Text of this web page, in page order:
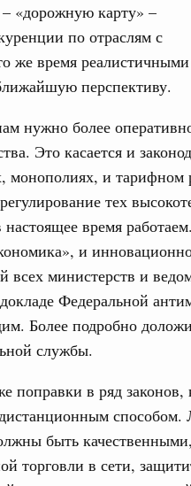
«дорожную карту» –
по отраслям с
же время реалистичными
перспективу.
нужно более
Это касается и
монополиях, и тарифном
тех
время
и
всех министерств и
Федеральной
Более подробно
службы.
поправки в ряд
способом.
быть
торговли в сети,
еще